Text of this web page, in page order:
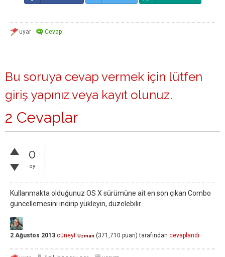
Bu soruya cevap vermek için lütfen
giriş yapınız veya kayıt olunuz.
2 Cevaplar
0
oy
Kullanmakta olduğunuz OS X sürümüne ait en son çıkan Combo
güncellemesini indirip yükleyin, düzelebilir.
2 Ağustos 2013 cüneyt Uzman (371,710 puan) tarafından cevaplandı